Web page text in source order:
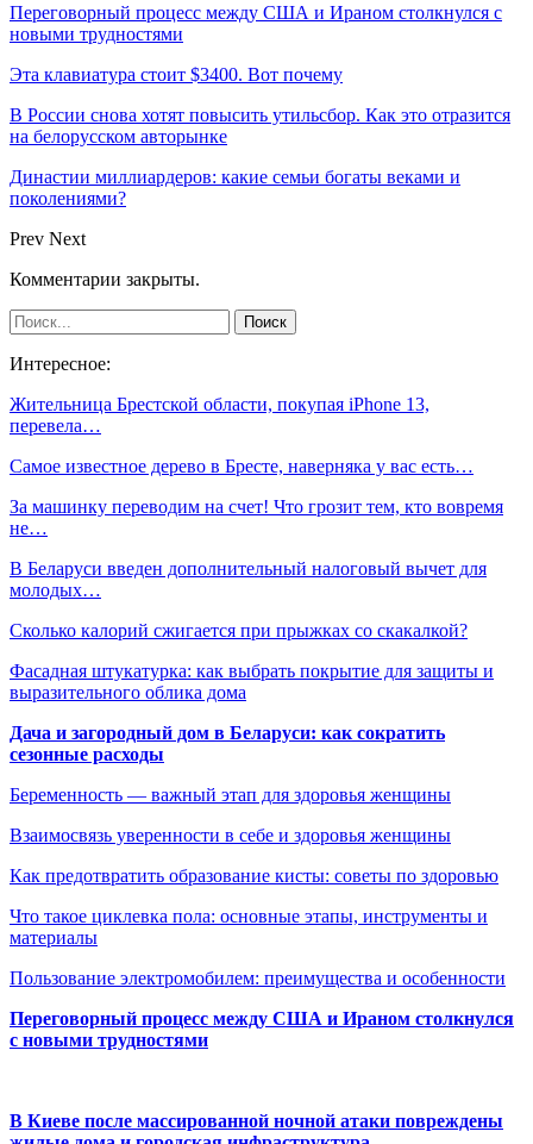
Переговорный процесс между США и Ираном столкнулся с
новыми трудностями
Эта клавиатура стоит $3400. Вот почему
В России снова хотят повысить утильсбор. Как это отразится
на белорусском авторынке
Династии миллиардеров: какие семьи богаты веками и
поколениями?
Prev Next
Комментарии закрыты.
Интересное:
Жительница Брестской области, покупая iPhone 13,
перевела…
Самое известное дерево в Бресте, наверняка у вас есть…
За машинку переводим на счет! Что грозит тем, кто вовремя
не…
В Беларуси введен дополнительный налоговый вычет для
молодых…
Сколько калорий сжигается при прыжках со скакалкой?
Фасадная штукатурка: как выбрать покрытие для защиты и
выразительного облика дома
Дача и загородный дом в Беларуси: как сократить
сезонные расходы
Беременность — важный этап для здоровья женщины
Взаимосвязь уверенности в себе и здоровья женщины
Как предотвратить образование кисты: советы по здоровью
Что такое циклевка пола: основные этапы, инструменты и
материалы
Пользование электромобилем: преимущества и особенности
Переговорный процесс между США и Ираном столкнулся
с новыми трудностями
В Киеве после массированной ночной атаки повреждены